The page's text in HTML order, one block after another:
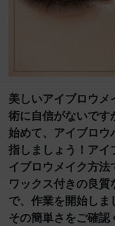
美しいアイブロウ
術に自信がないです
始めて、アイブロウ
指しましょう！アイ
イブロウメイク方法
ワックス付きの良
で、作業を開始しま
その簡単さをご確認